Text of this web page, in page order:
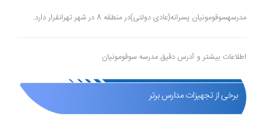
مدرسهسوقومونیان پسرانه(عادی دولتی)در منطقه 8 در شهر تهرانقرار دارد.
اطلاعات بیشتر و آدرس دقیق مدرسه سوقومونیان
برخی از تجهیزات مدارس برتر